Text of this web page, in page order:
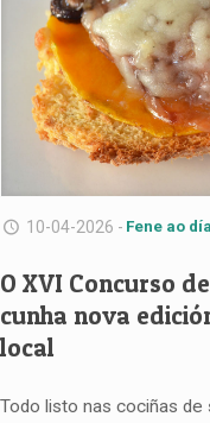
10-04-2026 - Fene ao día
O XVI Concurso
cunha nova
local
Todo listo nas cociñas